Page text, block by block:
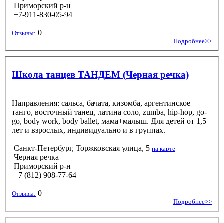
Приморский р-н
+7-911-830-05-94
Отзывы: 0
Подробнее>>
Школа танцев ТАНДЕМ (Черная речка)
Направления: сальса, бачата, кизомба, аргентинское
танго, восточный танец, латина соло, zumba, hip-hop, go-
go, body work, body ballet, мама+малыш. Для детей от 1,5
лет и взрослых, индивидуально и в группах.
Санкт-Петербург, Торжковская улица, 5 на карте
Черная речка
Приморский р-н
+7 (812) 908-77-64
Отзывы: 0
Подробнее>>